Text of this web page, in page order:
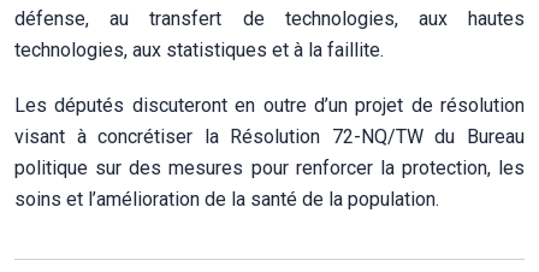
défense, au transfert de technologies, aux hautes
technologies, aux statistiques et à la faillite.
Les députés discuteront en outre d’un projet de résolution
visant à concrétiser la Résolution 72-NQ/TW du Bureau
politique sur des mesures pour renforcer la protection, les
soins et l’amélioration de la santé de la population.